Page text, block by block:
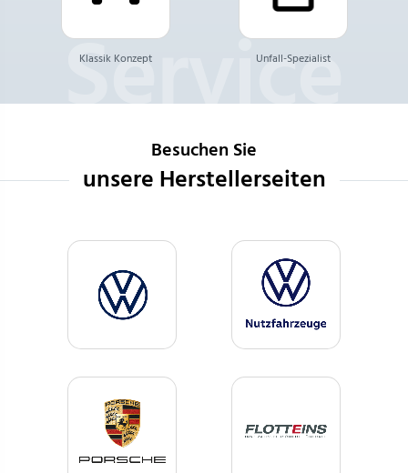
Klassik Konzept Unfall-Spezialist
Besuchen Sie
unsere Herstellerseiten